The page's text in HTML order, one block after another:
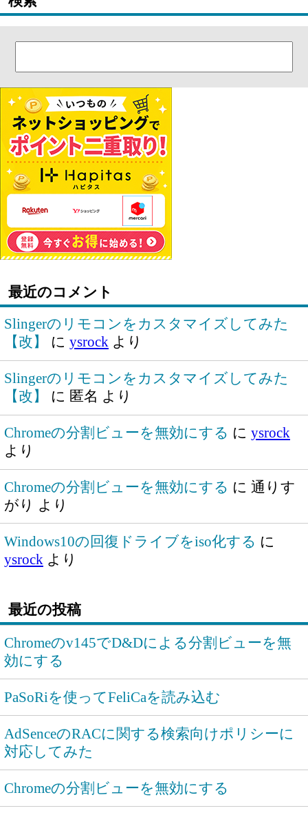
最近のコメント
Slingerのリモコンをカスタマイズしてみた
【改】
に ysrockより
Slingerのリモコンをカスタマイズしてみた
【改】
に 匿名 より
Chromeの分割ビューを無効にする に ysrock
より
Chromeの分割ビューを無効にする に 通りす
がり より
Windows10の回復ドライブをiso化する に
ysrockより
最近の投稿
Chromeのv145でD&Dによる分割ビューを無
効にする
PaSoRiを使ってFeliCaを読み込む
AdSenceのRACに関する検索向けポリシーに
対応してみた
Chromeの分割ビューを無効にする